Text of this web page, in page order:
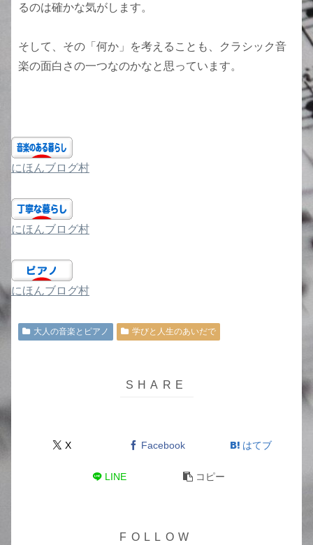
るのは確かな気がします。
そして、その「何か」を考えることも、クラシック音
楽の面白さの一つなのかなと思っています。
にほんブログ村
にほんブログ村
にほんブログ村
大人の音楽とピアノ 学びと人生のあいだで
X Facebook はてブ
LINE コピー